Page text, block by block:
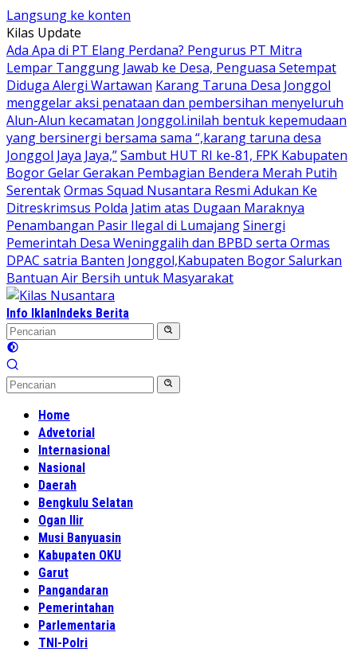
Langsung ke konten
Kilas Update
Ada Apa di PT Elang Perdana? Pengurus PT Mitra
Lempar Tanggung Jawab ke Desa, Penguasa Setempat
Diduga Alergi Wartawan Karang Taruna Desa Jonggol
menggelar aksi penataan dan pembersihan menyeluruh
Alun-Alun kecamatan Jonggol.inilah bentuk kepemudaan
yang bersinergi bersama sama “,karang taruna desa
Jonggol Jaya Jaya,”Sambut HUT RI ke-81, FPK Kabupaten
Bogor Gelar Gerakan Pembagian Bendera Merah Putih
SerentakOrmas Squad Nusantara Resmi Adukan Ke
Ditreskrimsus Polda Jatim atas Dugaan Maraknya
Penambangan Pasir Ilegal di LumajangSinergi
Pemerintah Desa Weninggalih dan BPBD serta Ormas
DPAC satria Banten Jonggol,Kabupaten Bogor Salurkan
Bantuan Air Bersih untuk Masyarakat
Info IklanIndeks Berita
Home
Advetorial
Internasional
Nasional
Daerah
Bengkulu Selatan
Ogan Ilir
Musi Banyuasin
Kabupaten OKU
Garut
Pangandaran
Pemerintahan
Parlementaria
TNI-Polri